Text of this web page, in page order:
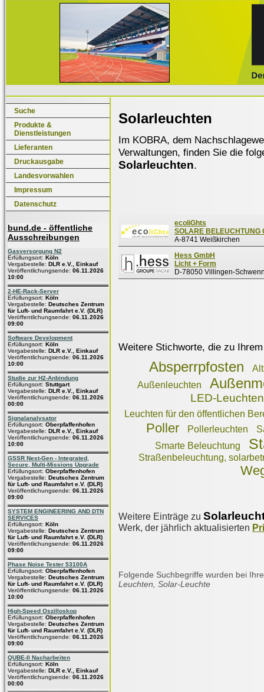
Suche
Produkte &
Dienstleistungen
Lieferanten
Druckausgabe
Landesvorwahlen
Impressum
Datenschutz
bund.de - öffentliche
Ausschreibungen
Gasversorgung N2
Erfüllungsort: Köln
Vergabestelle: DLR e.V., Einkauf
Veröffentlichungsende: 06.11.2026
10:00
2-HE-Rack-Server
Erfüllungsort: Köln
Vergabestelle: Deutsches Zentrum
für Luft- und Raumfahrt e.V. (DLR)
Veröffentlichungsende: 06.11.2026
09:00
Software Development
Erfüllungsort: Köln
Vergabestelle: DLR e.V., Einkauf
Veröffentlichungsende: 06.11.2026
10:00
Studie zur H2-Anbindung
Erfüllungsort: Stuttgart
Vergabestelle: DLR e.V., Einkauf
Veröffentlichungsende: 06.11.2026
00:00
Signalanalysator
Erfüllungsort: Oberpfaffenhofen
Vergabestelle: DLR e.V., Einkauf
Veröffentlichungsende: 06.11.2026
10:00
GSSR Next-Gen - Integrated,
Secure, Multi-Missions Upgrade
Erfüllungsort: Oberpfaffenhofen
Vergabestelle: Deutsches Zentrum
für Luft- und Raumfahrt e.V. (DLR)
Veröffentlichungsende: 06.11.2026
09:00
SYSTEM ENGINEERING AND DTN
SERVICES
Erfüllungsort: Köln
Vergabestelle: Deutsches Zentrum
für Luft- und Raumfahrt e.V. (DLR)
Veröffentlichungsende: 06.11.2026
09:00
Phase Noise Tester 53100A
Erfüllungsort: Oberpfaffenhofen
Vergabestelle: Deutsches Zentrum
für Luft- und Raumfahrt e.V. (DLR)
Veröffentlichungsende: 06.11.2026
10:00
High-Speed Oszilloskop
Erfüllungsort: Oberpfaffenhofen
Vergabestelle: Deutsches Zentrum
für Luft- und Raumfahrt e.V. (DLR)
Veröffentlichungsende: 06.11.2026
09:00
QUBE-II Nacharbeiten
Erfüllungsort: Köln
Vergabestelle: DLR e.V., Einkauf
Veröffentlichungsende: 06.11.2026
00:00
Solarleuchten
Im KOBRA, dem
Verwaltungen, finden Sie die
Solarleuchten.
ecoliGhts
SOLARE BELEUCHTUNG
A-8741 Weißkirchen
Hess GmbH
Licht + Form
D-78050 Villingen-
Weitere Stichworte, die zu
Absperrpfosten
Außenleuchten
LED-Leuchten
Leuchten für den öffentlichen
Poller Pollerleuchten
Smarte Beleuchtung
Straßenbeleuchtung,
Weitere Einträge zu
Werk, der jährlich aktualisierten
Folgende Suchbegriffe wurden bei
Leuchten, Solar-Leuchte